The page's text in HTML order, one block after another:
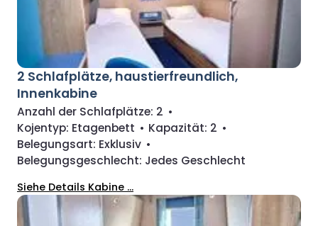
2 Schlafplätze, haustierfreundlich,
Innenkabine
Anzahl der Schlafplätze: 2 •
Kojentyp: Etagenbett • Kapazität: 2 •
Belegungsart: Exklusiv •
Belegungsgeschlecht: Jedes Geschlecht
Siehe Details Kabine ...